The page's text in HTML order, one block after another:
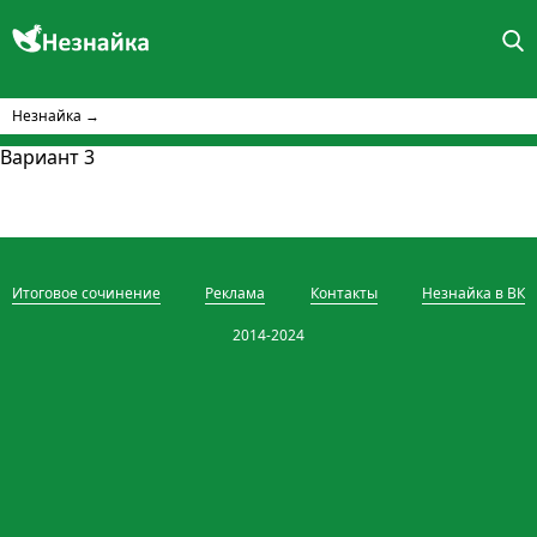
Незнайка →
Вариант 3
Итоговое сочинение Реклама Контакты Незнайка в ВК
2014-2024